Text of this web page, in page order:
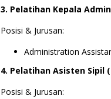
3. Pelatihan Kepala
Posisi & Jurusan:
Administration
4. Pelatihan Asisten Sipil
Posisi & Jurusan: